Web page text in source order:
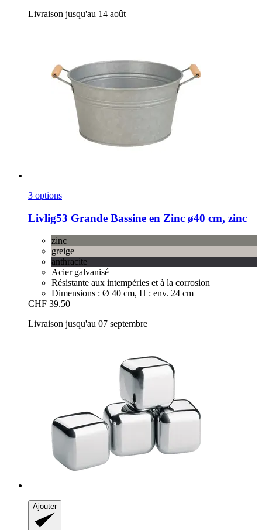
Livraison jusqu'au 14 août
3 options
Livlig53 Grande Bassine en Zinc ø40 cm, zinc
zinc
greige
anthracite
Acier galvanisé
Résistante aux intempéries et à la corrosion
Dimensions : Ø 40 cm, H : env. 24 cm
CHF 39.50
Livraison jusqu'au 07 septembre
Ajouter